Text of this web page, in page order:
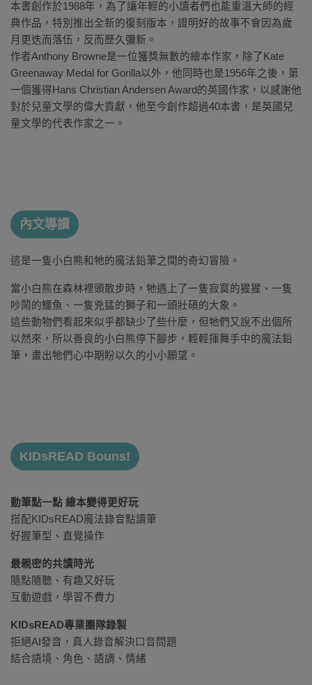
本書創作於1988年，為了讓年輕的小讀者們也能重溫大師的經
典作品，特別推出全新的復刻版本，證明好的故事不會因為歲
月更迭而落伍，反而歷久彌新。
作者Anthony Browne是一位獲獎無數的繪本作家，除了Kate
Greenaway Medal for Gorilla以外，他同時也是1956年之後，第
一個獲得Hans Christian Andersen Award的英國作家，以感謝他
對於兒童文學的偉大貢獻，他至今創作超過40本書，是英國兒
童文學的代表作家之一。
內文導讀
這是一隻小白熊和牠的魔法鉛筆之間的奇幻冒險。
當小白熊在森林裡頭散步時，牠遇上了一隻寂寞的猩猩、一隻
吵鬧的鱷魚、一隻兇猛的獅子和一頭壯碩的大象。
這些動物們看起來似乎都缺少了些什麼，但牠們又說不出個所
以然來，所以善良的小白熊停下腳步，輕輕揮舞手中的魔法鉛
筆，畫出牠們心中期盼以久的小小願望。
KIDsREAD Bouns!
動筆點一點 繪本變得更好玩
搭配KIDsREAD魔法錄音點讀筆
好握筆型、直覺操作
最親密的共讀時光
隨點隨聽、有趣又好玩
互動遊戲，學習不費力
KIDsREAD專業團隊錄製
拒絕AI發音，真人錄音解決口音問題
結合語境、角色、語調、情緒